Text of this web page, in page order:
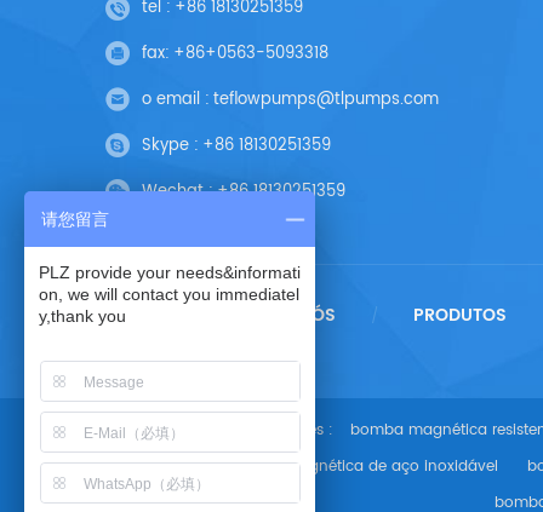
tel : +86 18130251359
fax: +86+0563-5093318
o email :teflowpumps@tlpumps.com
Skype : +86 18130251359
Wechat :+86 18130251359
CASA SOBRE NÓS / PRODUTOS
Tags Quentes : bomba magnética
bomba magnética de aço inoxidável
请您留言
PLZ provide your needs&informati
on, we will contact you immediatel
y,thank you